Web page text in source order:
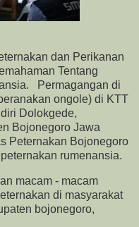
dan Perikanan
Tentang
Permagangan di
ongole) di KTT
Dolokgede,
Bojonegoro Jawa
Peternakan Bojonegoro
rumenansia.
macam - macam
di masyarakat
bojonegoro,